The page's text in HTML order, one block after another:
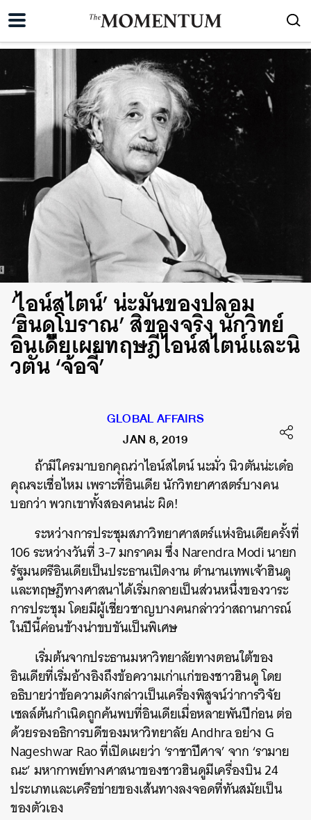
‘ไอน์สไตน์’ น่ะมันของปลอม
‘ฮินดูโบราณ’ สิของจริง นักวิทย์
อินเดียเผยทฤษฎีไอน์สไตน์และนิ
วตัน ‘จ้อจี้’
GLOBAL AFFAIRS
JAN 8, 2019
ถ้ามีใครมาบอกคุณว่าไอน์สไตน์นะมั่ว นิวตันน่ะเด๋อ
คุณจะเชื่อไหม เพราะที่อินเดีย นักวิทยาศาสตร์บางคน
บอกว่า พวกเขาทั้งสองคนน่ะ ผิด!
ระหว่างการประชุมสภาวิทยาศาสตร์แห่งอินเดียครั้งที่
106 ระหว่างวันที่ 3-7 มกราคม ซึ่ง Narendra Modi นายก
รัฐมนตรีอินเดียเป็นประธานเปิดงาน ตำนานเทพเจ้าฮินดู
และทฤษฎีทางศาสนาได้เริ่มกลายเป็นส่วนหนึ่งของวาระ
การประชุม โดยมีผู้เชี่ยวชาญบางคนกล่าวว่าสถานการณ์
ในปีนี้ค่อนข้างน่าขบขันเป็นพิเศษ
เริ่มต้นจากประธานมหาวิทยาลัยทางตอนใต้ของ
อินเดียที่เริ่มอ้างอิงถึงข้อความเก่าแก่ของชาวฮินดู โดย
อธิบายว่าข้อความดังกล่าวเป็นเครื่องพิสูจน์ว่าการวิจัย
เซลล์ต้นกำเนิดถูกค้นพบที่อินเดียเมื่อหลายพันปีก่อน ต่อ
ด้วยรองอธิการบดีของมหาวิทยาลัย Andhra อย่าง G
Nageshwar Rao ที่เปิดเผยว่า ‘ราชาปีศาจ’ จาก ‘รามาย
ณะ’ มหากาพย์ทางศาสนาของชาวฮินดูมีเครื่องบิน 24
ประเภทและเครือข่ายของเส้นทางลงจอดที่ทันสมัยเป็น
ของตัวเอง